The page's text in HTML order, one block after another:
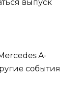
выпуск